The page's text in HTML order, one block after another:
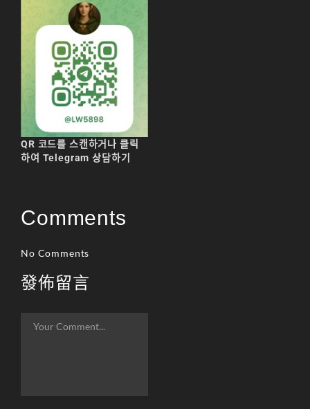
QR 코드를 스캔하거나 클릭
하여 Telegram 상담하기
Comments
No Comments
發佈留言